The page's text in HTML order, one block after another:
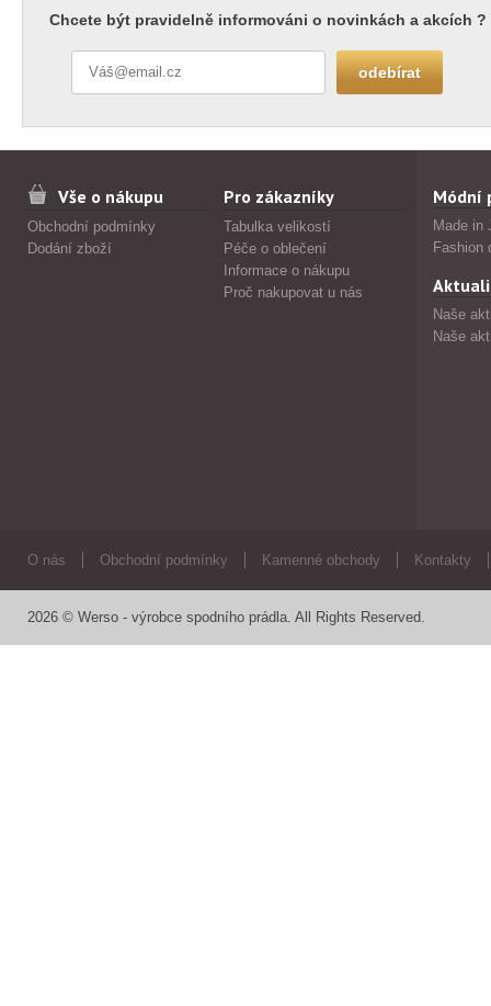
Chcete být pravidelně informováni o novinkách a akcích ?
Vše o nákupu
Obchodní podmínky
Dodání zboží
Pro zákazníky
Tabulka velikostí
Péče o oblečení
Informace o nákupu
Proč nakupovat u nás
Módní
Made in
Fashion
Naše
Naše
O nás Obchodní podmínky Kamenné obchody Kontakty
2026 © Werso - výrobce spodního prádla. All Rights Reserved.